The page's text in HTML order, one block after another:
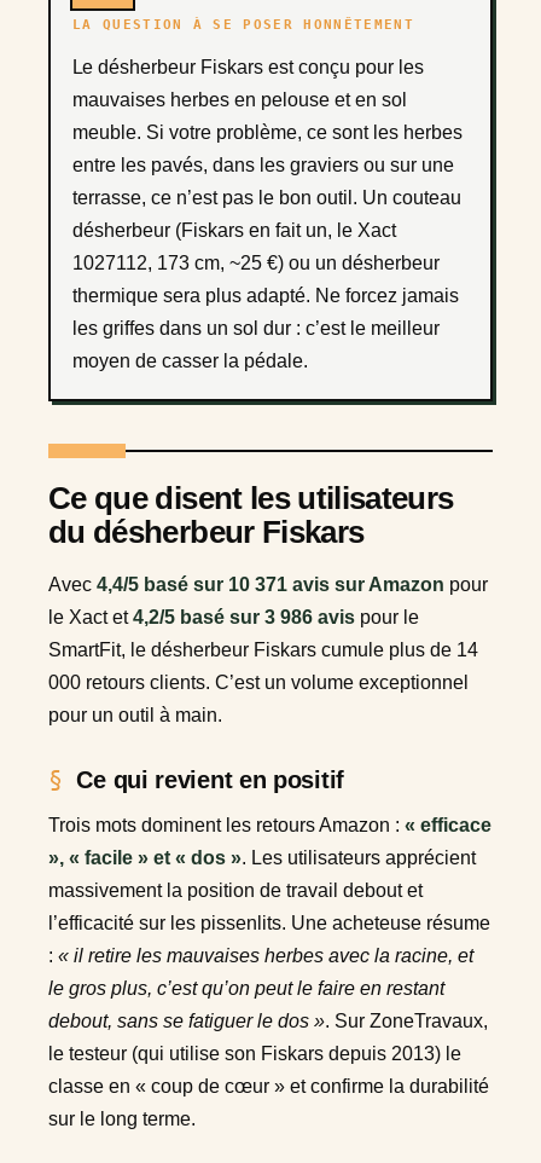
LA QUESTION À SE POSER HONNÊTEMENT
Le désherbeur Fiskars est conçu pour les
mauvaises herbes en pelouse et en sol
meuble. Si votre problème, ce sont les herbes
entre les pavés, dans les graviers ou sur une
terrasse, ce n’est pas le bon outil. Un couteau
désherbeur (Fiskars en fait un, le Xact
1027112, 173 cm, ~25 €) ou un désherbeur
thermique sera plus adapté. Ne forcez jamais
les griffes dans un sol dur : c’est le meilleur
moyen de casser la pédale.
Ce que disent les utilisateurs
du désherbeur Fiskars
Avec 4,4/5 basé sur 10 371 avis sur Amazon pour
le Xact et4,2/5 basé sur 3 986 avis pour le
SmartFit, le désherbeur Fiskars cumule plus de 14
000 retours clients. C’est un volume exceptionnel
pour un outil à main.
Ce qui revient en positif
Trois mots dominent les retours Amazon : « efficace
», « facile » et « dos ». Les utilisateurs apprécient
massivement la position de travail debout et
l’efficacité sur les pissenlits. Une acheteuse résume
: « il retire les mauvaises herbes avec la racine, et
le gros plus, c’est qu’on peut le faire en restant
debout, sans se fatiguer le dos ». Sur ZoneTravaux,
le testeur (qui utilise son Fiskars depuis 2013) le
classe en « coup de cœur » et confirme la durabilité
sur le long terme.